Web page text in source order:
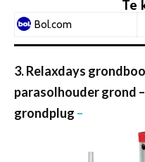
Te
Bol.com
3. Relaxdays
parasolhouder grond
grondplug –